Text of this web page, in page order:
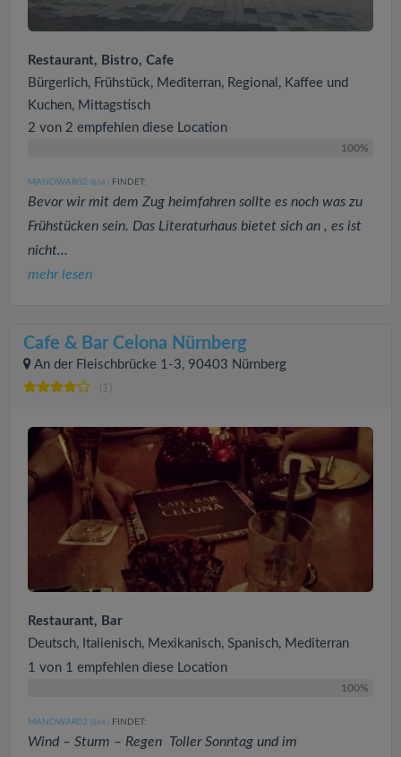
Restaurant, Bistro, Cafe
Bürgerlich, Frühstück, Mediterran, Regional, Kaffee und
Kuchen, Mittagstisch
2 von 2 empfehlen diese Location
100%
MANOWAR02 (864 ) FINDET:
Bevor wir mit dem Zug heimfahren sollte es noch was zu
Frühstücken sein. Das Literaturhaus bietet sich an , es ist
nicht...
mehr lesen
Cafe & Bar Celona Nürnberg
An der Fleischbrücke 1-3, 90403 Nürnberg
(1)
Restaurant, Bar
Deutsch, Italienisch, Mexikanisch, Spanisch, Mediterran
1 von 1 empfehlen diese Location
100%
MANOWAR02 (864 ) FINDET:
Wind – Sturm – Regen Toller Sonntag und im